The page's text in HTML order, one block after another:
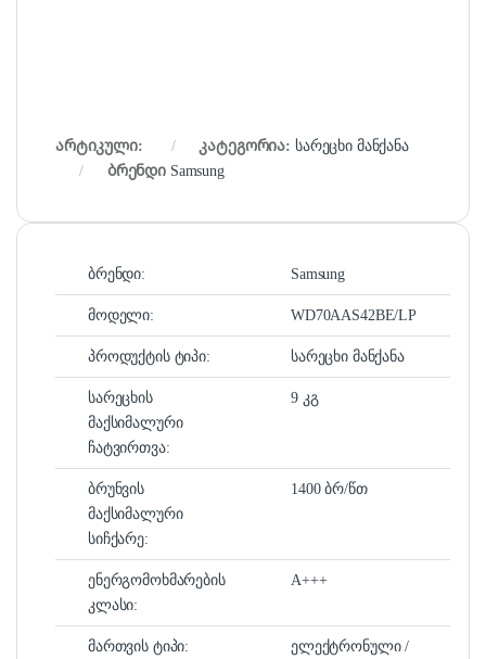
არტიკული: კატეგორია: სარეცხი მანქანა
ბრენდი Samsung
ბრენდი: Samsung
მოდელი: WD70AAS42BE/LP
პროდუქტის ტიპი: სარეცხი მანქანა
სარეცხის
მაქსიმალური
ჩატვირთვა:
9 კგ
ბრუნვის
მაქსიმალური
სიჩქარე:
1400 ბრ/წთ
ენერგომოხმარების
კლასი:
A+++
მართვის ტიპი:
ელექტრონული /